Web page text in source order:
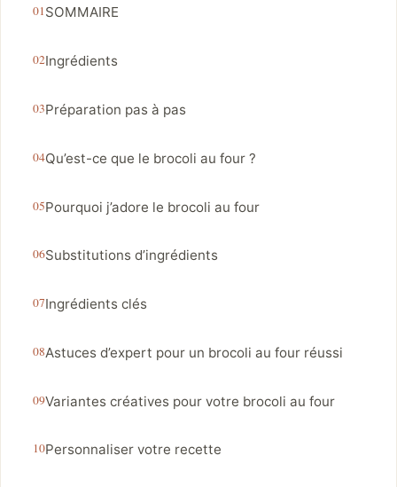
SOMMAIRE
Ingrédients
Préparation pas à pas
Qu’est-ce que le brocoli au four ?
Pourquoi j’adore le brocoli au four
Substitutions d’ingrédients
Ingrédients clés
Astuces d’expert pour un brocoli au four réussi
Variantes créatives pour votre brocoli au four
Personnaliser votre recette